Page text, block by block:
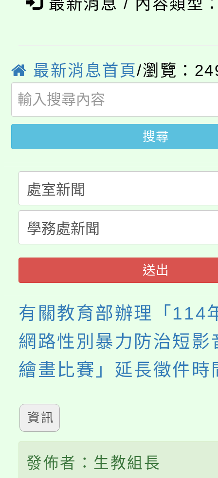
場熱烈登場!
8/21下午1時於龍潭區
開!
115年桃園市運動會8/
田徑場及游泳池舉行。
桃園市低收入戶享有免
視費優惠，中低收入戶
者。
大園自造教育及科技中
份教師增能研習
大溪自造教育及科技中
份教師研習
淨零綠生活教案入校路
會
115年食農教育專業人
程
最新消息 / 內容類型
最新消息首頁/瀏覽：
搜尋
送出
有關教育部辦理「114
網路性別暴力防治短影
繪畫比賽」延長徵件時
資訊
發佈者：生教組長